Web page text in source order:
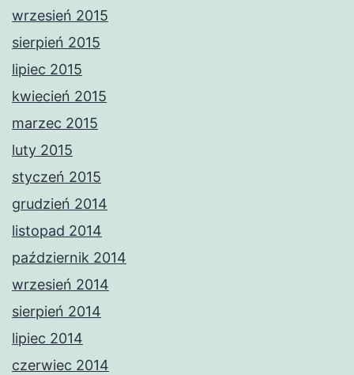
wrzesień 2015
sierpień 2015
lipiec 2015
kwiecień 2015
marzec 2015
luty 2015
styczeń 2015
grudzień 2014
listopad 2014
październik 2014
wrzesień 2014
sierpień 2014
lipiec 2014
czerwiec 2014